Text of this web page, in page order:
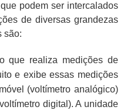
podem ser intercalados
de diversas grandezas
são:
que realiza medições de
e exibe essas medições
(voltímetro analógico)
digital). A unidade